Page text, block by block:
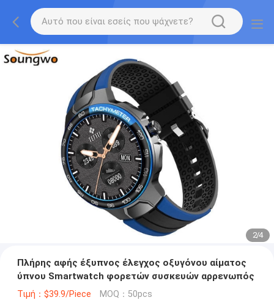
2/4
Πλήρης αφής έξυπνος έλεγχος οξυγόνου αίματος
ύπνου Smartwatch φορετών συσκευών αρρενωπός
Τιμή：$39.9/Piece MOQ：50pcs